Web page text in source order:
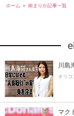
ホーム 南まりか記事一覧
川島
オリコ
マク